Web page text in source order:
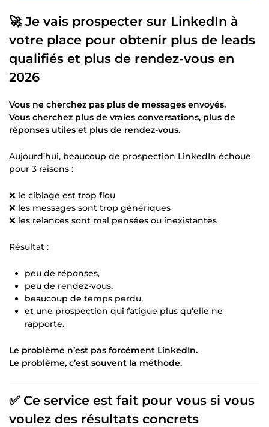
🚀 Je vais prospecter sur LinkedIn à
votre place pour obtenir plus de leads
qualifiés et plus de rendez-vous en
2026
Vous ne cherchez pas plus de messages envoyés.
Vous cherchez plus de vraies conversations, plus de
réponses utiles et plus de rendez-vous.
Aujourd’hui, beaucoup de prospection LinkedIn échoue
pour 3 raisons :
❌ le ciblage est trop flou
❌ les messages sont trop génériques
❌ les relances sont mal pensées ou inexistantes
Résultat :
peu de réponses,
peu de rendez-vous,
beaucoup de temps perdu,
et une prospection qui fatigue plus qu’elle ne
rapporte.
Le problème n’est pas forcément LinkedIn.
Le problème, c’est souvent la méthode.
✅ Ce service est fait pour vous si vous
voulez des résultats concrets